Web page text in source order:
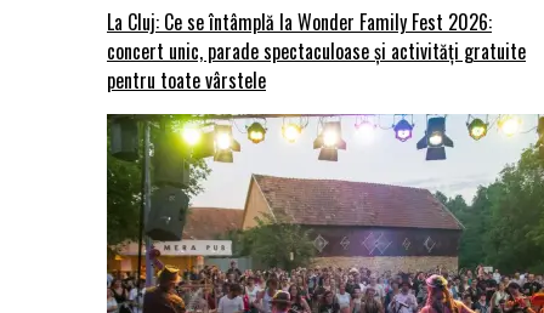
La Cluj: Ce se întâmplă la Wonder Family Fest 2026:
concert unic, parade spectaculoase și activități gratuite
pentru toate vârstele